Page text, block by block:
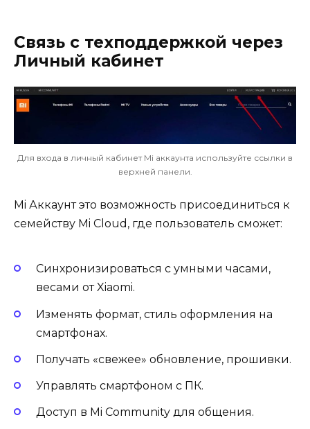
Связь с техподдержкой через
Личный кабинет
Для входа в личный кабинет Mi аккаунта используйте ссылки в
верхней панели.
Mi Аккаунт это возможность присоединиться к
семейству Mi Cloud, где пользователь сможет:
Синхронизироваться с умными часами,
весами от Xiaomi.
Изменять формат, стиль оформления на
смартфонах.
Получать «свежее» обновление, прошивки.
Управлять смартфоном с ПК.
Доступ в Mi Community для общения.